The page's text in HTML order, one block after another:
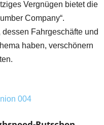
Vergnügen bietet die
Company“.
dessen Fahrgeschäfte und
haben, verschönern